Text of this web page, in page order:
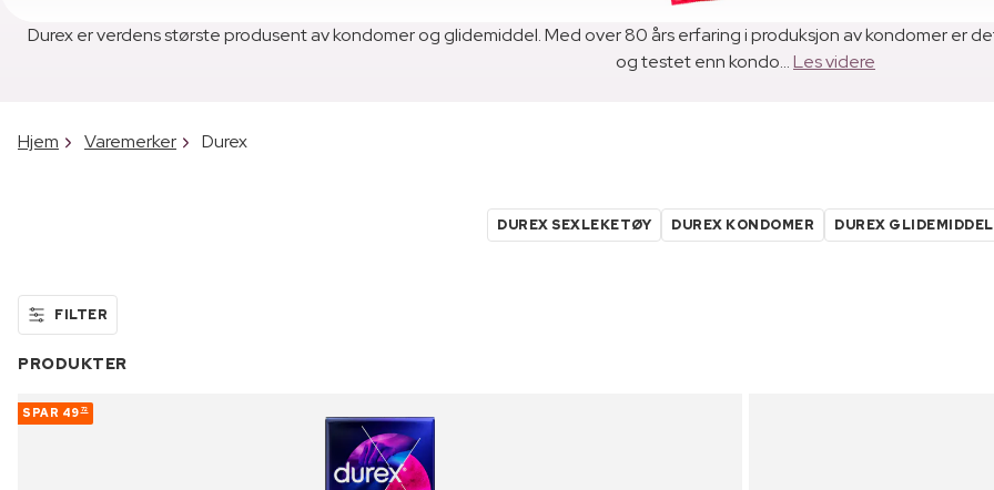
Durex er verdens største produsent av kondomer og glidemiddel. Med over 80 års erfaring i produksjon av kondomer er
og testet enn kondo...Les videre
Hjem Varemerker Durex
DUREX SEXLEKETØY DUREX KONDOMER DUREX GLIDEMIDDEL
FILTER
PRODUKTER
SPAR 49 72